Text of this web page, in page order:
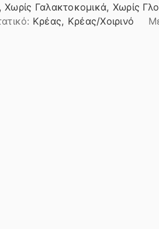
Γαλακτοκομικά, Χωρίς
Κρέας, Κρέας/Χοιρινό